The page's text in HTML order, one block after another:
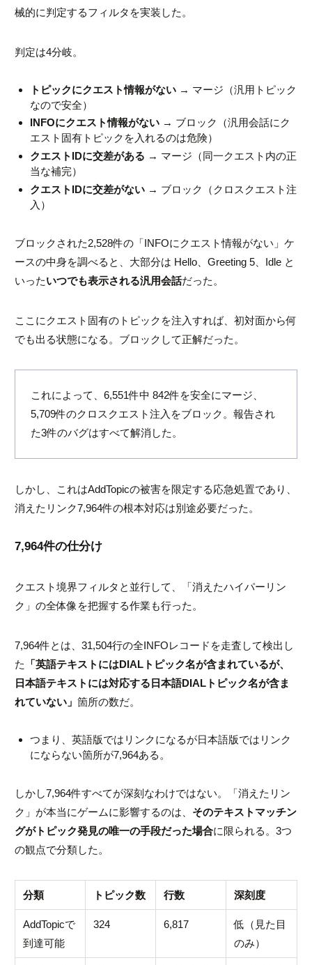
械的に判定するフィルタを実装した。
判定は4分岐。
トピックにクエスト情報がない → マージ（汎用トピック
なので安全）
INFOにクエスト情報がない → ブロック（汎用会話にク
エスト固有トピックを入れるのは危険）
クエストIDに交差がある → マージ（同一クエスト内の正
当な補完）
クエストIDに交差がない → ブロック（クロスクエスト注
入）
ブロックされた2,528件の「INFOにクエスト情報がない」ケ
ースの中身を調べると、大部分は Hello、 Greeting 5、 Idleと
いったいつでも表示される汎用会話だった。
ここにクエスト固有のトピックを注入すれば、初対面から何
でも出る状態になる。ブロックして正解だった。
これによって、6,551件中 842件を安全にマージ、
5,709件のクロスクエスト注入をブロック。報告され
た3件のバグはすべて解消した。
しかし、これはAddTopicの被害を限定する応急処置であり、
消えたリンク7,964件の根本対応は別途必要だった。
7,964件の仕分け
クエスト境界フィルタと並行して、「消えたハイパーリン
ク」の全体像を把握する作業も行った。
7,964件とは、31,504行の全INFOレコードを走査して検出し
た
「英語テキストにはDIALトピック名が含まれているが、
日本語テキストには対応する日本語DIALトピック名が含ま
れていない」 箇所の数だ。
つまり、英語版ではリンクになるが日本語版ではリンク
にならない箇所が7,964ある。
しかし7,964件すべてが深刻なわけではない。「消えたリン
ク」が本当にゲームに影響するのは、 そのテキストマッチン
グがトピック発見の唯一の手段だった場合に限られる。3つ
の観点で分類した。
分類 トピック数 行数 深刻度
AddTopicで
到達可能
324 6,817
低（見た目
のみ）